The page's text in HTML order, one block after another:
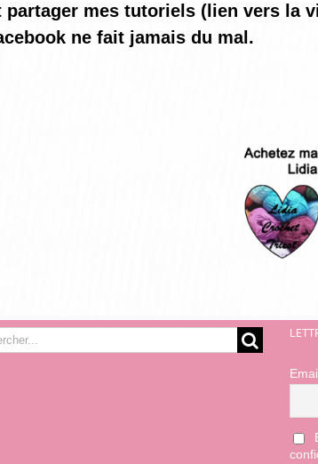
mes tutoriels (lien vers la
ne fait jamais du mal.